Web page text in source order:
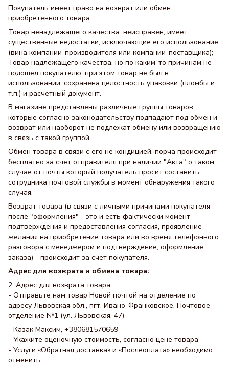
Покупатель имеет право на возврат или обмен
приобретенного товара:
Товар ненадлежащего качества: неисправен, имеет
существенные недостатки, исключающие его использование
(вина компании-производителя или компании-поставщика);
Товар надлежащего качества, но по каким-то причинам не
подошел покупателю, при этом товар не был в
использовании, сохранена целостность упаковки (пломбы и
т.п.) и расчетный документ.
В магазине представлены различные группы товаров,
которые согласно законодательству подпадают под обмен и
возврат или наоборот не подлежат обмену или возвращению
в связь с такой группой.
Обмен товара в связи с его не кондицией, порча происходит
бесплатно за счет отправителя при наличии "Акта" о таком
случае от почты который получатель просит составить
сотрудника почтовой службы в момент обнаружения такого
случая.
Возврат товара (в связи с личными причинами покупателя
после "оформления" - это и есть фактически момент
подтверждения и предоставления согласия, проявление
желания на приобретение товара или во время телефонного
разговора с менеджером и подтверждение, оформление
заказа) - происходит за счет покупателя.
Адрес для возврата и обмена товара:
2. Адрес для возврата товара
- Отправьте нам товар Новой почтой на отделение по
адресу Львовская обл., пгт. Ивано-Франковское, Почтовое
отделение №1 (ул. Львовская, 47)
- Казак Максим, +380681570659
- Укажите оценочную стоимость, согласно цене товара
- Услуги «Обратная доставка» и «Послеоплата» необходимо
отменить.